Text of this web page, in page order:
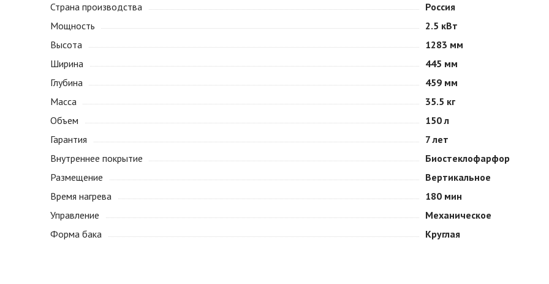
Страна производства
Россия
Мощность
2.5 кВт
Высота
1283 мм
Ширина
445 мм
Глубина
459 мм
Масса
35.5 кг
Объем
150 л
Гарантия
7 лет
Внутреннее покрытие
Биостеклофарфор
Размещение
Вертикальное
Время нагрева
180 мин
Управление
Механическое
Форма бака
Круглая